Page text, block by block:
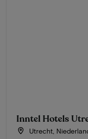
Inntel Hotels
Utrecht,